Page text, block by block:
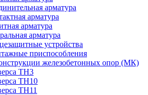
арматура
арматура
арматура
арматура
устройства
приспособления
железобетонных опор (МК)
ТН3
ТН10
ТН11